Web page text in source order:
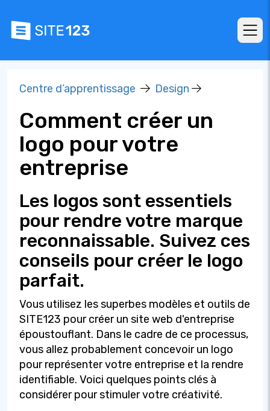
Centre d’apprentissage Design
Comment créer un
logo pour votre
entreprise
Les logos sont essentiels
pour rendre votre marque
reconnaissable. Suivez ces
conseils pour créer le logo
parfait.
Vous utilisez les superbes modèles et outils de
SITE123 pour créer un site web d'entreprise
époustouflant. Dans le cadre de ce processus,
vous allez probablement concevoir un logo
pour représenter votre entreprise et la rendre
identifiable. Voici quelques points clés à
considérer pour stimuler votre créativité.